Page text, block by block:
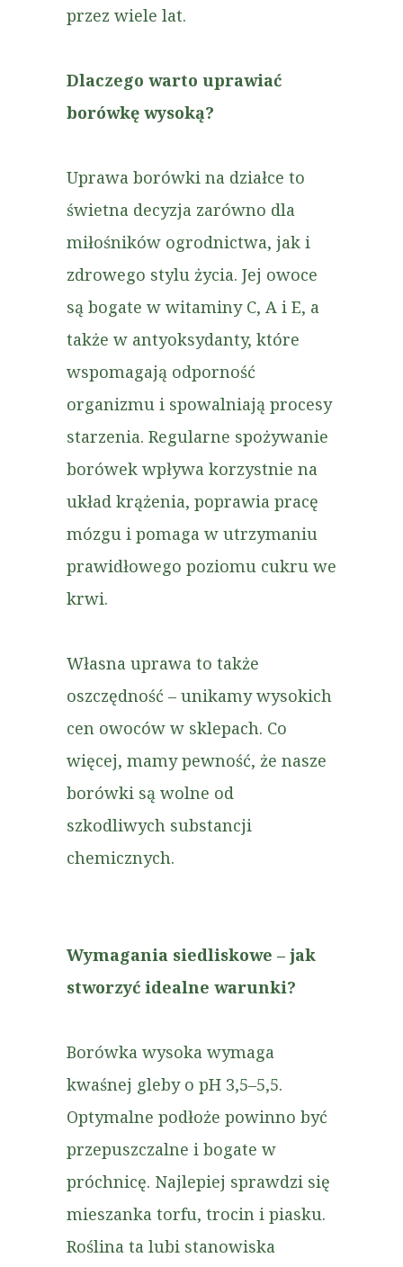
przez wiele lat.
Dlaczego warto uprawiać
borówkę wysoką?
Uprawa borówki na działce to
świetna decyzja zarówno dla
miłośników ogrodnictwa, jak i
zdrowego stylu życia. Jej owoce
są bogate w witaminy C, A i E, a
także w antyoksydanty, które
wspomagają odporność
organizmu i spowalniają procesy
starzenia. Regularne spożywanie
borówek wpływa korzystnie na
układ krążenia, poprawia pracę
mózgu i pomaga w utrzymaniu
prawidłowego poziomu cukru we
krwi.
Własna uprawa to także
oszczędność – unikamy wysokich
cen owoców w sklepach. Co
więcej, mamy pewność, że nasze
borówki są wolne od
szkodliwych substancji
chemicznych.
Wymagania siedliskowe – jak
stworzyć idealne warunki?
Borówka wysoka wymaga
kwaśnej gleby o pH 3,5–5,5.
Optymalne podłoże powinno być
przepuszczalne i bogate w
próchnicę. Najlepiej sprawdzi się
mieszanka torfu, trocin i piasku.
Roślina ta lubi stanowiska